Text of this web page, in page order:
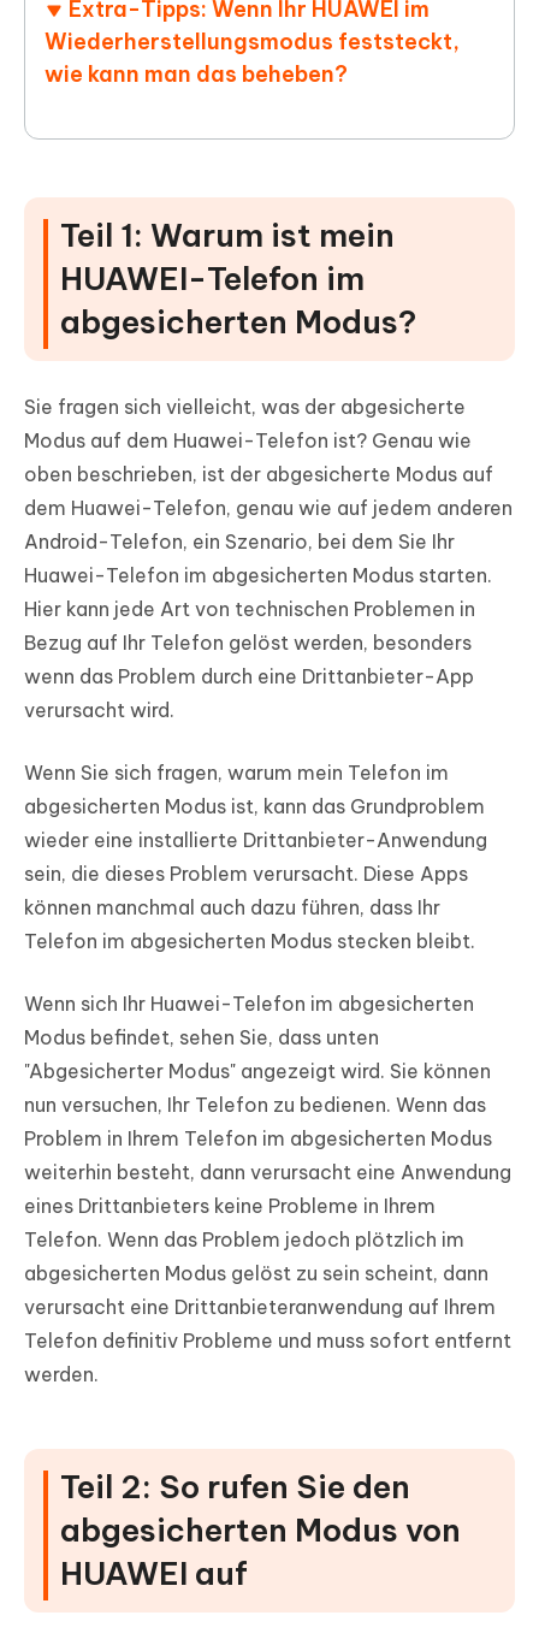
Extra-Tipps: Wenn Ihr HUAWEI im
Wiederherstellungsmodus feststeckt,
wie kann man das beheben?
Teil 1: Warum ist mein
HUAWEI-Telefon im
abgesicherten Modus?
Sie fragen sich vielleicht, was der abgesicherte
Modus auf dem Huawei-Telefon ist? Genau wie
oben beschrieben, ist der abgesicherte Modus auf
dem Huawei-Telefon, genau wie auf jedem anderen
Android-Telefon, ein Szenario, bei dem Sie Ihr
Huawei-Telefon im abgesicherten Modus starten.
Hier kann jede Art von technischen Problemen in
Bezug auf Ihr Telefon gelöst werden, besonders
wenn das Problem durch eine Drittanbieter-App
verursacht wird.
Wenn Sie sich fragen, warum mein Telefon im
abgesicherten Modus ist, kann das Grundproblem
wieder eine installierte Drittanbieter-Anwendung
sein, die dieses Problem verursacht. Diese Apps
können manchmal auch dazu führen, dass Ihr
Telefon im abgesicherten Modus stecken bleibt.
Wenn sich Ihr Huawei-Telefon im abgesicherten
Modus befindet, sehen Sie, dass unten
"Abgesicherter Modus" angezeigt wird. Sie können
nun versuchen, Ihr Telefon zu bedienen. Wenn das
Problem in Ihrem Telefon im abgesicherten Modus
weiterhin besteht, dann verursacht eine Anwendung
eines Drittanbieters keine Probleme in Ihrem
Telefon. Wenn das Problem jedoch plötzlich im
abgesicherten Modus gelöst zu sein scheint, dann
verursacht eine Drittanbieteranwendung auf Ihrem
Telefon definitiv Probleme und muss sofort entfernt
werden.
Teil 2: So rufen Sie den
abgesicherten Modus von
HUAWEI auf